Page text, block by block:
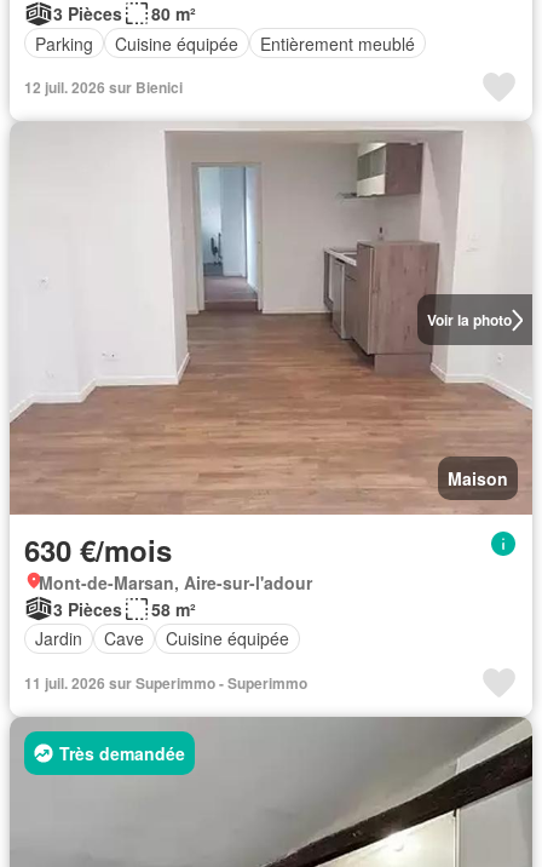
3 Pièces
80 m²
Parking
Cuisine équipée Entièrement meublé
12 juil. 2026 sur Bienici
Voir la photo
Maison
630 €/mois
Mont-de-Marsan, Aire-sur-l'adour
3 Pièces
58 m²
Jardin
Cave Cuisine équipée
11 juil. 2026 sur Superimmo - Superimmo
Très demandée